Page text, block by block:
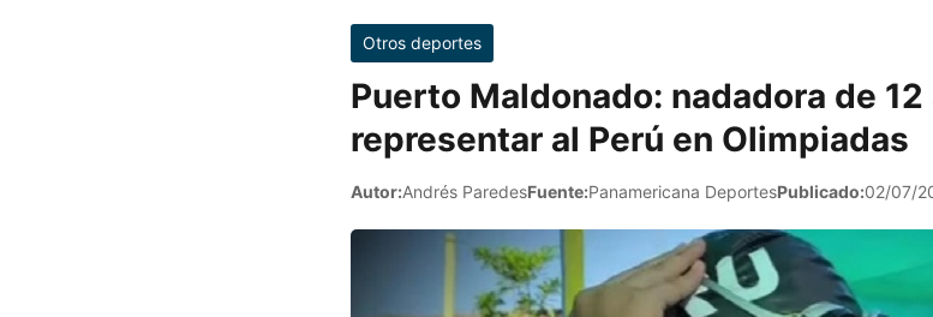
Otros deportes
Puerto Maldonado: nadadora de
representar al Perú en Olimpiadas
Autor:Andrés ParedesFuente:Panamericana DeportesPublicado:02/07/